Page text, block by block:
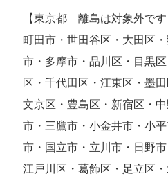
【東京都 離島は対象外です
町田市・世田谷区・大田区
市・多摩市・品川区・目黒
区・千代田区・江東区・墨
文京区・豊島区・新宿区・
市・三鷹市・小金井市・小
市・国立市・立川市・日野
江戸川区・葛飾区・足立区